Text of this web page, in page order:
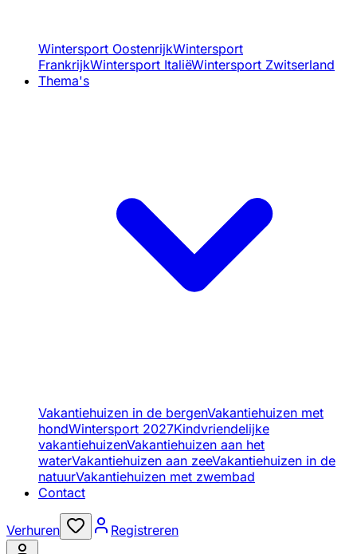
Wintersport OostenrijkWintersport
FrankrijkWintersport ItaliëWintersport Zwitserland
Thema's
Vakantiehuizen in de bergenVakantiehuizen met
hondWintersport 2027Kindvriendelijke
vakantiehuizenVakantiehuizen aan het
waterVakantiehuizen aan zeeVakantiehuizen in de
natuurVakantiehuizen met zwembad
Contact
Verhuren Registreren